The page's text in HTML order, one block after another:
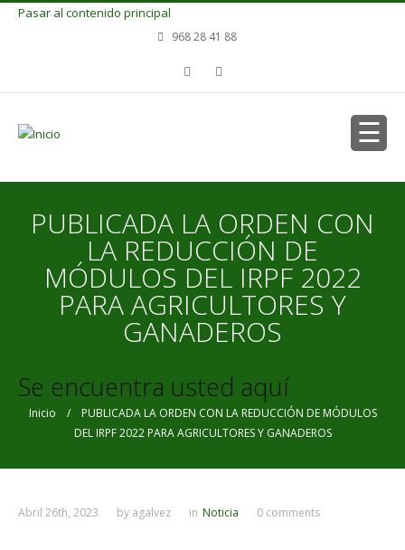
Pasar al contenido principal
968 28 41 88
PUBLICADA LA ORDEN CON
LA REDUCCIÓN DE
MÓDULOS DEL IRPF 2022
PARA AGRICULTORES Y
GANADEROS
Se encuentra usted aquí
Inicio / PUBLICADA LA ORDEN CON LA REDUCCIÓN DE MÓDULOS
DEL IRPF 2022 PARA AGRICULTORES Y GANADEROS
Abril 26th, 2023 by agalvez in Noticia 0 comments